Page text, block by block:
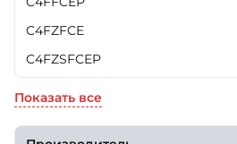
C4FZFCE
C4FZSFCEP
Показать все